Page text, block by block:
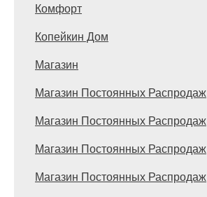
Комфорт
Копейкин Дом
Магазин
Магазин Постоянных Распродаж
Магазин Постоянных Распродаж
Магазин Постоянных Распродаж
Магазин Постоянных Распродаж